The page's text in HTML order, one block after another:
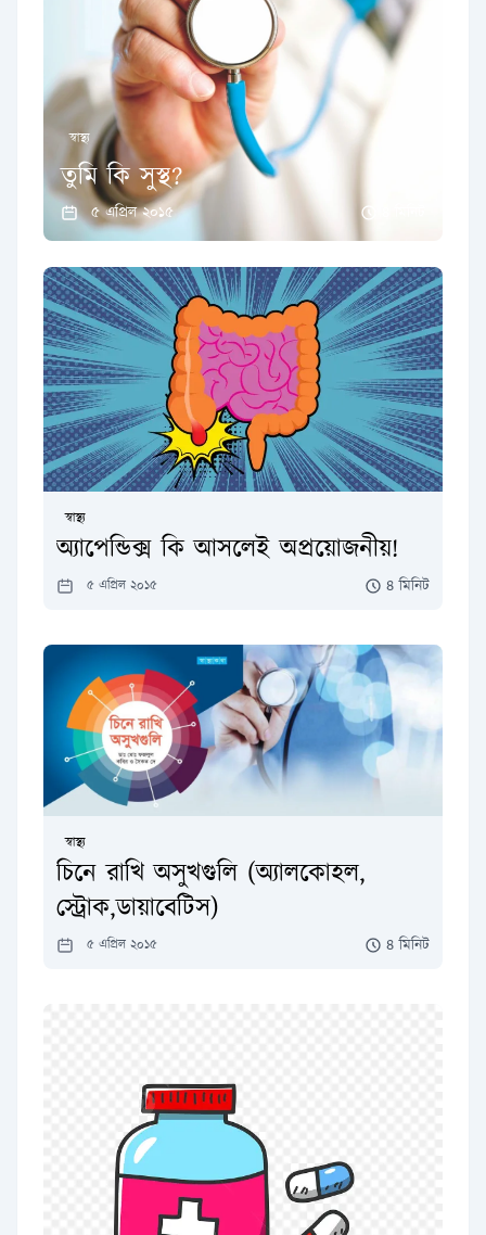
স্বাস্থ্য
তুমি কি সুস্থ?
৫ এপ্রিল ২০১৫
স্বাস্থ্য
অ্যাপেন্ডিক্স কি আসলেই অপ্রয়োজনীয়!
৫ এপ্রিল ২০১৫ ৪ মিনিট
স্বাস্থ্য
চিনে রাখি অসুখগুলি (অ্যালকোহল,
স্ট্রোক,ডায়াবেটিস)
৫ এপ্রিল ২০১৫ ৪ মিনিট